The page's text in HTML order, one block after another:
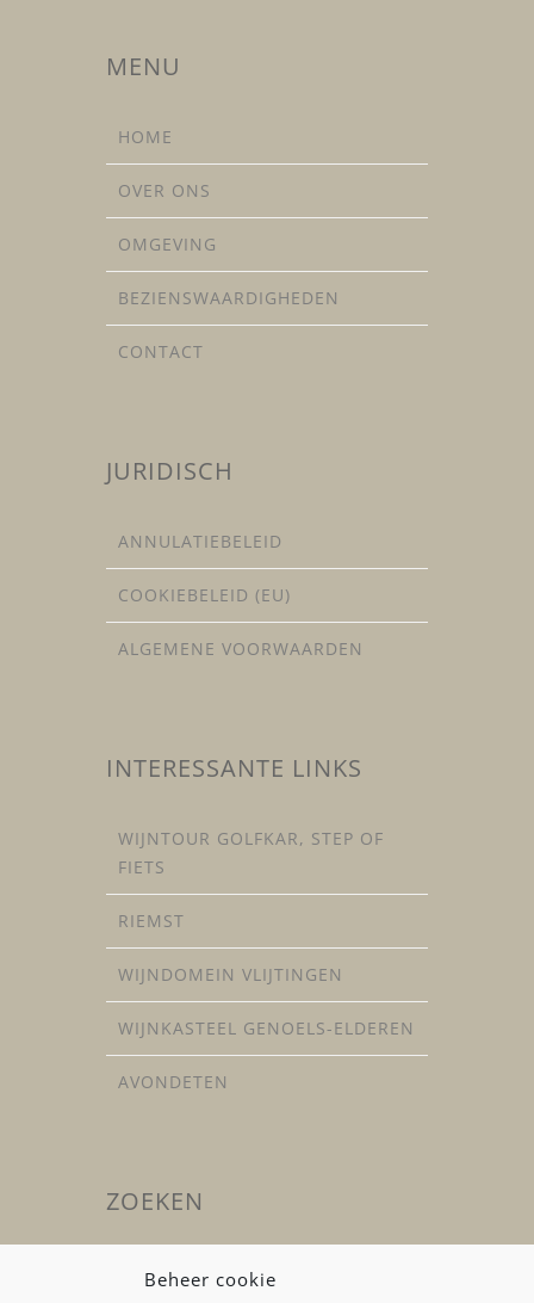
Beheer cookie
MENU
HOME
OVER ONS
OMGEVING
BEZIENSWAARDIGHEDEN
CONTACT
JURIDISCH
ANNULATIEBELEID
COOKIEBELEID (EU)
ALGEMENE VOORWAARDEN
INTERESSANTE LINKS
WIJNTOUR GOLFKAR, STEP OF
FIETS
RIEMST
WIJNDOMEIN VLIJTINGEN
WIJNKASTEEL GENOELS-ELDEREN
AVONDETEN
ZOEKEN
naar